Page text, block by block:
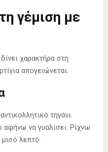
γέμιση με
χαρακτήρα στη
απογειώνεται.
τηγάνι.
να γυαλίσει. Ρίχνω
λεπτό.